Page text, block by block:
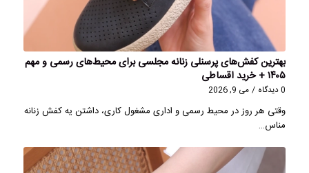
بهترین کفش‌های پرسنلی زنانه مجلسی برای محیط‌های رسمی و مهم
۱۴۰۵ + خرید اقساطی
0 دیدگاه / می 9, 2026
وقتی هر روز در محیط رسمی و اداری مشغول کاری، داشتن یه کفش زنانه
مناس…